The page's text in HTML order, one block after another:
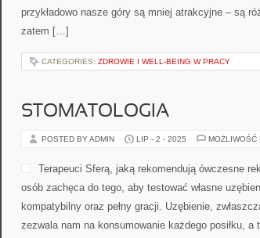
przykładowo nasze góry są mniej atrakcyjne – są
zatem […]
CATEGORIES: ZDROWIE I WELL-BEING W PRACY
STOMATOLOGIA
POSTED BY ADMIN LIP - 2 - 2025 MOŻLIWOŚĆ
Terapeuci Sferą, jaką rekomendują ówczesne
osób zachęca do tego, aby testować własne
kompatybilny oraz pełny gracji. Uzębienie,
zezwala nam na konsumowanie każdego posiłku,